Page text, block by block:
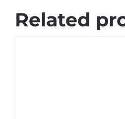
Related